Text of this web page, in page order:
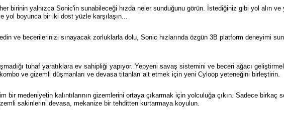
birinin yalnızca Sonic'in sunabileceği hızda neler sunduğunu görün. İstediğiniz gibi yol alın
yol boyunca bir iki dost yüzle karşılaşın...
ve becerilerinizi sınayacak zorluklarla dolu, Sonic hızlarında özgün 3B platform deneyimi
tuhaf yaratıklara ev sahipliği yapıyor. Yepyeni savaş sistemini ve beceri ağacı
ve gizemli düşmanları ve devasa titanları alt etmek için yeni Cyloop yeteneğini birleştirin.
bir medeniyetin kalıntılarının gizemlerini ortaya çıkarmak için yolculuğa çıkın. Sadece
sakinlerini devasa, mekanize bir tehditten kurtarmaya koyulun.